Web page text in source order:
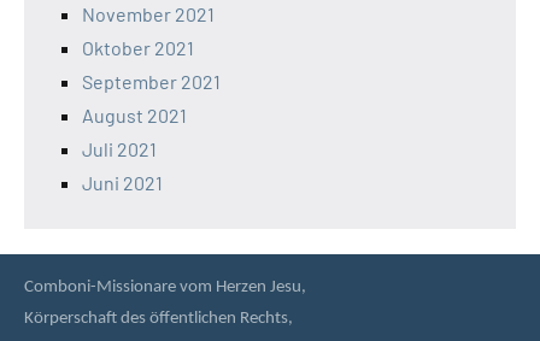
November 2021
Oktober 2021
September 2021
August 2021
Juli 2021
Juni 2021
Comboni-Missionare vom Herzen Jesu,
Körperschaft des öffentlichen Rechts,